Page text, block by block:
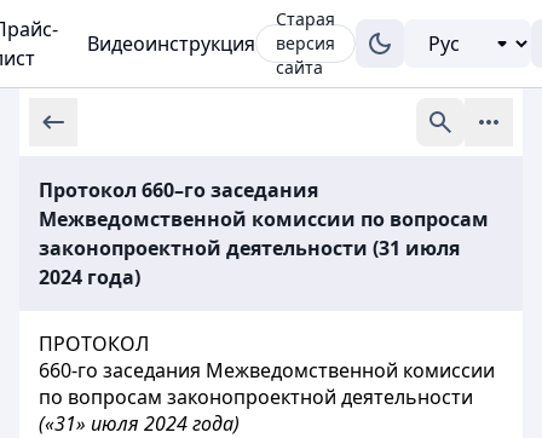
Видеоинструкция
Старая
версия
сайта
Протокол 660–го заседания
Межведомственной комиссии по вопросам
законопроектной деятельности (31 июля
2024 года)
ПРОТОКОЛ
660-го заседания Межведомственной комиссии
по вопросам законопроектной деятельности
(«31» июля 2024 года)